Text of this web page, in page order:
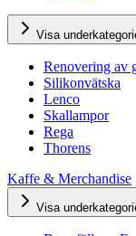
Visa
Renovering av
Silikonvätska
Lenco
Skallampor
Rega
Thorens
Kaffe & Merchandise
Visa